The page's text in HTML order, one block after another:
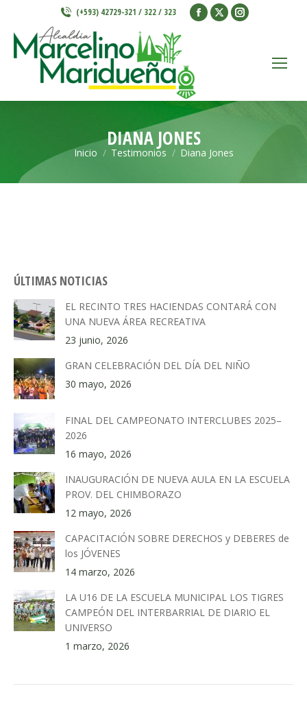
(+593) 42729-321 / 322 / 323
Facebook
window
X
window
Instagram
window
DIANA JONES
Estás aquí:
Inicio Testimonios Diana Jones
ÚLTIMAS NOTICIAS
EL RECINTO TRES HACIENDAS CONTARÁ CON
UNA NUEVA ÁREA RECREATIVA
23 junio, 2026
GRAN CELEBRACIÓN DEL DÍA DEL NIÑO
30 mayo, 2026
FINAL DEL CAMPEONATO INTERCLUBES 2025–
2026
16 mayo, 2026
INAUGURACIÓN DE NUEVA AULA EN LA ESCUELA
PROV. DEL CHIMBORAZO
12 mayo, 2026
CAPACITACIÓN SOBRE DERECHOS y DEBERES de
los JÓVENES
14 marzo, 2026
LA U16 DE LA ESCUELA MUNICIPAL LOS TIGRES
CAMPEÓN DEL INTERBARRIAL DE DIARIO EL
UNIVERSO
1 marzo, 2026